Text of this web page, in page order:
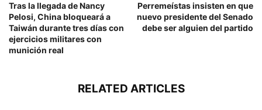
Tras la llegada de Nancy
Pelosi, China bloqueará a
Taiwán durante tres días con
ejercicios militares con
munición real
Perremeístas insisten en que
nuevo presidente del Senado
debe ser alguien del partido
RELATED ARTICLES